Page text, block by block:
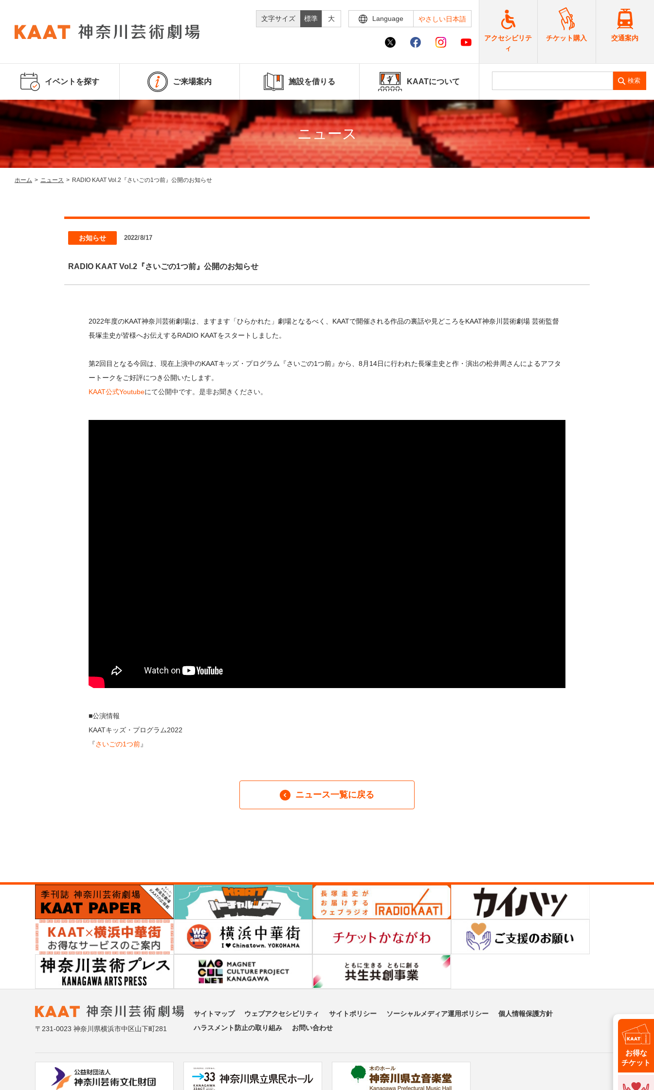
文字サイズ 標準 大 Language やさしい日本語
アクセシビリテ
ィ
チケット購入 交通案内
イベントを探す ご来場案内 施設を借りる KAATについて 検索
ニュース
ホーム > ニュース > RADIO KAAT Vol.2『さいごの1つ前』公開のお知らせ
お知らせ 2022/8/17
RADIO KAAT Vol.2『さいごの1つ前』公開のお知らせ
2022年度のKAAT神奈川芸術劇場は、ますます「ひらかれた」劇場となるべく、KAATで開催される作品の裏話や見どころをKAAT神奈川芸術劇場 芸術監督
長塚圭史が皆様へお伝えするRADIO KAATをスタートしました。
第2回目となる今回は、現在上演中のKAATキッズ・プログラム『さいごの1つ前』から、8月14日に行われた長塚圭史と作・演出の松井周さんによるアフタ
ートークをご好評につき公開いたします。
KAAT公式Youtubeにて公開中です。是非お聞きください。
■公演情報
KAATキッズ・プログラム2022
『さいごの1つ前』
ニュース一覧に戻る
お得な
チケット
〒231-0023 神奈川県横浜市中区山下町281
サイトマップ ウェブアクセシビリティ サイトポリシー ソーシャルメディア運用ポリシー
個人情報保護方針
ハラスメント防止の取り組み
お問い合わせ